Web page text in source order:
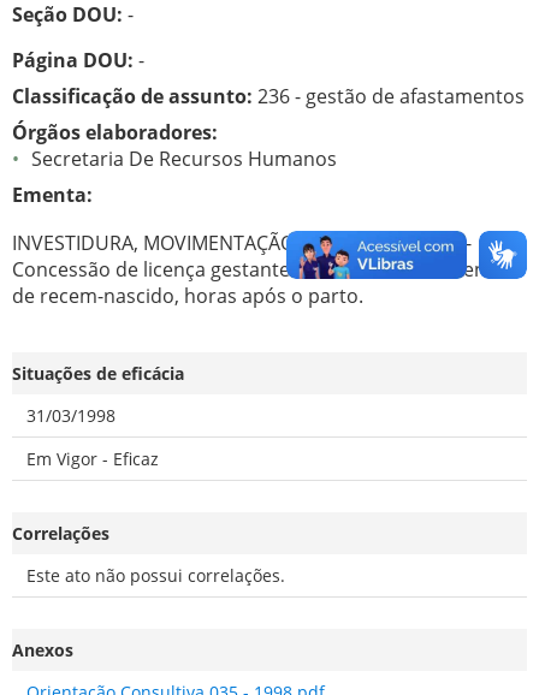
Seção DOU: -
Página DOU: -
Classificação de assunto: 236 - gestão de afastamentos
Órgãos elaboradores:
Secretaria De Recursos Humanos
Ementa:
INVESTIDURA, MOVIMENTAÇÃO E AFASTAMENTOS -
Concessão de licença gestante no caso de falecimento
de recem-nascido, horas após o parto.
Situações de eficácia
31/03/1998
Em Vigor - Eficaz
Correlações
Este ato não possui correlações.
Anexos